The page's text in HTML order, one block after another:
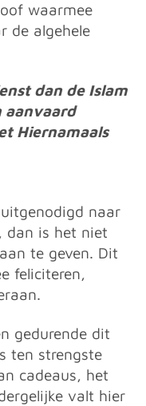
waarmee
de algehele
dan de Islam
aanvaard
Hiernamaals
naar
dan is het niet
te geven. Dit
feliciteren,
gedurende dit
ten strengste
cadeaus, het
valt hier